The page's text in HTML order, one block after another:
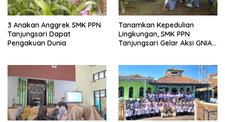
3 Anakan Anggrek SMK PPN
Tanjungsari Dapat
Pengakuan Dunia
Tanamkan Kepedulian
Lingkungan, SMK PPN
Tanjungsari Gelar Aksi GNIA